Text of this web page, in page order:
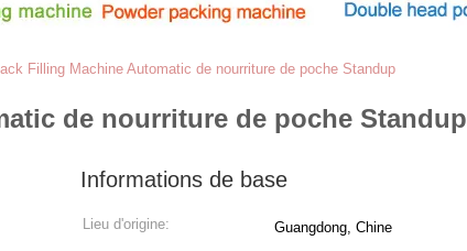
Filling Machine Automatic de nourriture de poche Standup
de nourriture de poche Standup
Informations de base
Lieu d'origine: Guangdong, Chine